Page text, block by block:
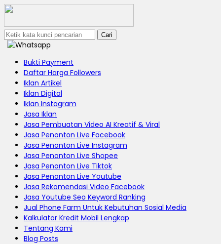
Cari
Bukti Payment
Daftar Harga Followers
Iklan Artikel
Iklan Digital
Iklan Instagram
Jasa Iklan
Jasa Pembuatan Video AI Kreatif & Viral
Jasa Penonton Live Facebook
Jasa Penonton Live Instagram
Jasa Penonton Live Shopee
Jasa Penonton Live Tiktok
Jasa Penonton Live Youtube
Jasa Rekomendasi Video Facebook
Jasa Youtube Seo Keyword Ranking
Jual Phone Farm Untuk Kebutuhan Sosial Media
Kalkulator Kredit Mobil Lengkap
Tentang Kami
Blog Posts